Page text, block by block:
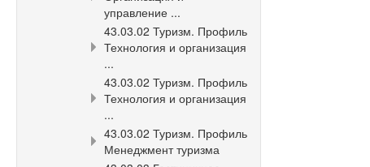
управление ...
43.03.02 Туризм. Профиль
Технология и организация
...
43.03.02 Туризм. Профиль
Технология и организация
...
43.03.02 Туризм. Профиль
Менеджмент туризма